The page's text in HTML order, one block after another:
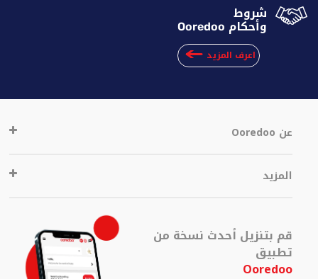
شروط
وأحكام Ooredoo
اعرف المزيد
عن Ooredoo
المزيد
قم بتنزيل أحدث نسخة من
تطبيق
Ooredoo